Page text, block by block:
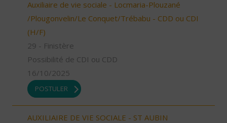
Auxiliaire de vie sociale - Locmaria-Plouzané
/Plougonvelin/Le Conquet/Trébabu - CDD ou CDI
(H/F)
29 - Finistère
Possibilité de CDI ou CDD
16/10/2025
POSTULER
AUXILIAIRE DE VIE SOCIALE - ST AUBIN